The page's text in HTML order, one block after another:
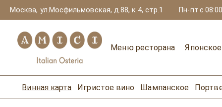
Москва, ул.Мосфильмовская, д.88, к.4, стр.1 Пн-пт с
Меню ресторана
Винная карта Игристое вино Шампанское